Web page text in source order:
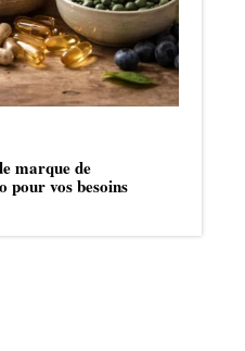
marque de
pour vos besoins